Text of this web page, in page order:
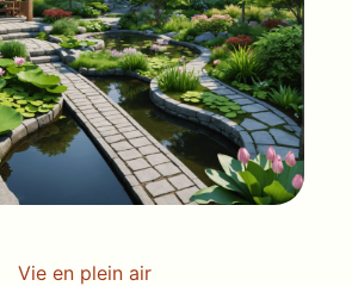
Vie en plein air